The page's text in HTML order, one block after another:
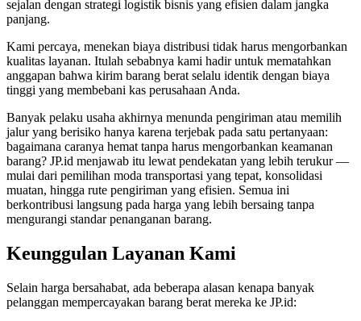
sejalan dengan strategi logistik bisnis yang efisien dalam jangka
panjang.
Kami percaya, menekan biaya distribusi tidak harus mengorbankan
kualitas layanan. Itulah sebabnya kami hadir untuk mematahkan
anggapan bahwa kirim barang berat selalu identik dengan biaya
tinggi yang membebani kas perusahaan Anda.
Banyak pelaku usaha akhirnya menunda pengiriman atau memilih
jalur yang berisiko hanya karena terjebak pada satu pertanyaan:
bagaimana caranya hemat tanpa harus mengorbankan keamanan
barang? JP.id menjawab itu lewat pendekatan yang lebih terukur —
mulai dari pemilihan moda transportasi yang tepat, konsolidasi
muatan, hingga rute pengiriman yang efisien. Semua ini
berkontribusi langsung pada harga yang lebih bersaing tanpa
mengurangi standar penanganan barang.
Keunggulan Layanan Kami
Selain harga bersahabat, ada beberapa alasan kenapa banyak
pelanggan mempercayakan barang berat mereka ke JP.id: